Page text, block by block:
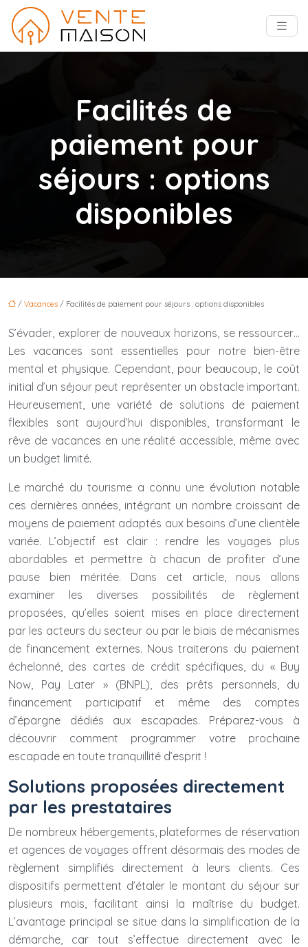
Facilités de
paiement pour
séjours : options
disponibles
/ Vacances / Facilités de paiement pour séjours : options disponibles
S’évader, explorer de nouveaux horizons, se ressourcer…
Les vacances sont essentielles pour notre bien-être
mental et physique. Cependant, pour beaucoup, le coût
initial d’un séjour peut représenter un obstacle important.
Heureusement, une variété de solutions de paiement
flexibles sont aujourd’hui disponibles, transformant le
rêve de vacances en une réalité accessible, même avec
un budget limité.
Le marché du tourisme a connu une évolution notable
ces dernières années, intégrant un nombre croissant de
moyens de paiement adaptés aux besoins d’une clientèle
variée. L’objectif est clair : rendre les voyages plus
abordables et permettre à chacun de profiter d’une
pause bien méritée. Dans cet article, nous allons
examiner les diverses possibilités de règlement
proposées, qu’elles soient mises en place directement
par les acteurs du secteur ou par le biais de mécanismes
de financement externes. Nous traiterons du paiement
échelonné, des cartes de crédit spécifiques, du « Buy
Now, Pay Later » (BNPL), des prêts personnels, du
financement participatif et même des comptes
d’épargne dédiés aux escapades. Préparez-vous à
découvrir comment programmer votre prochaine
escapade en toute tranquillité d’esprit !
Solutions proposées directement
par les prestataires
De nombreux hébergements, plateformes de réservation
et agences de voyages offrent désormais des modes de
règlement simplifiés directement à leurs clients. Ces
dispositifs permettent d’étaler le montant du séjour sur
plusieurs mois, facilitant ainsi la maîtrise du budget.
L’avantage principal se situe dans la simplification de la
démarche, car tout s’effectue directement avec le